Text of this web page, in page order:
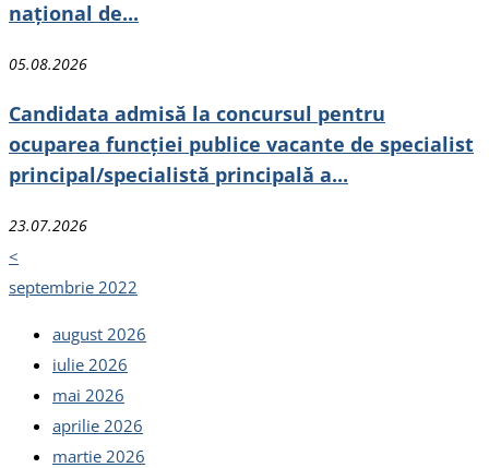
național de...
05.08.2026
Candidata admisă la concursul pentru
ocuparea funcției publice vacante de specialist
principal/specialistă principală a...
23.07.2026
<
septembrie 2022
august 2026
iulie 2026
mai 2026
aprilie 2026
martie 2026